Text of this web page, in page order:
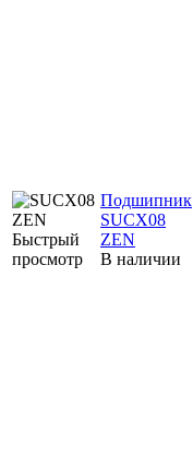
Быстрый
просмотр
Подшипник
SUCX08
ZEN
В наличии